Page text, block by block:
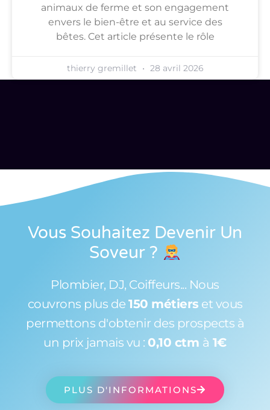
animaux de ferme et son engagement
envers le bien-être et au service des
bêtes. Cet article présente le rôle
thierry gremillet 28 avril 2026
Vous Souhaitez Devenir Un
Soveur ?
Plombier, DJ, Coiffeurs... Nous
couvrons plus de 150 métiers et vous
permettons d'obtenir des prospects à
un prix jamais vu : 0,10 ctm à 1€
PLUS D'INFORMATIONS